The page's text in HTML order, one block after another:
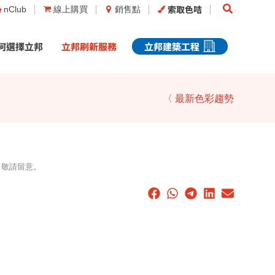
nClub 線上購買 銷售點 索取色咭 Search
選擇立邦 立邦刷新服務 立邦建築工程
〈 最新色彩趨勢
請留意。